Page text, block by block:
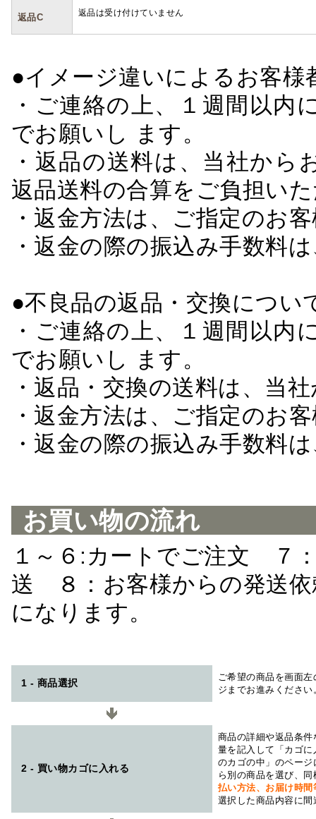
返品C 返品は受け付けていません
●イメージ違いによるお客
・ご連絡の上、１週間以
でお願いし ます。
・返品の送料は、当社か
返品送料の合算をご負担い
・返金方法は、ご指定のお
・返金の際の振込み手数料
●不良品の返品・交換につい
・ご連絡の上、１週間以
でお願いし ます。
・返品・交換の送料は、当
・返金方法は、ご指定のお
・返金の際の振込み手数料
お買い物の流れ
１～６:カートでご注文 ７
送 ８：お客様からの発送
になります。
1 - 商品選択
ご希望の商品を画面
ジまでお進みください
2 - 買い物カゴに入れる
商品の詳細や返品条
量を記入して「カゴ
のカゴの中」のペー
ら別の商品を選び、
払い方法、お届け時
選択した商品内容に